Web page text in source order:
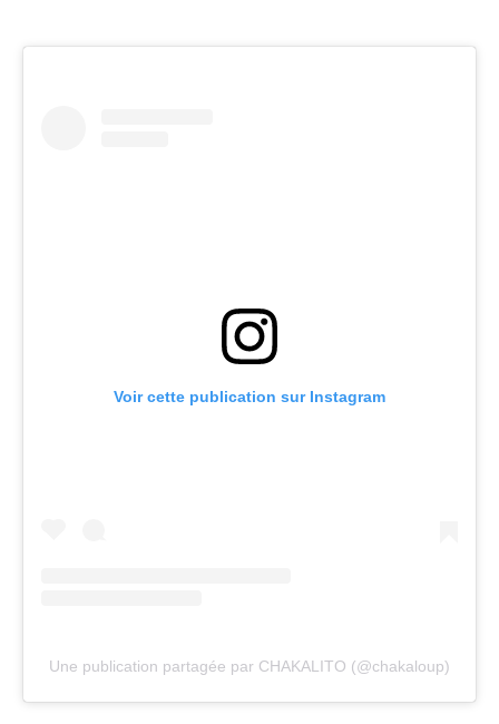
Voir cette publication sur Instagram
Une publication partagée par CHAKALITO (@chakaloup)